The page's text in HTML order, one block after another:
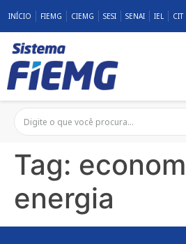
INÍCIO FIEMG CIEMG SESI SENAI IEL CIT
Tag:
energia